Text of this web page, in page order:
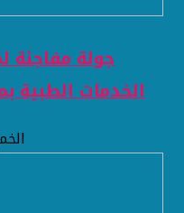
جولة مفاجئة
الخدمات الطبية
الخميس 06